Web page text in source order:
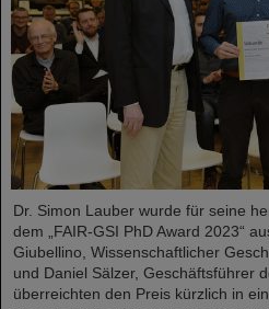
Dr. Simon Lauber wurde für seine
dem „FAIR-GSI PhD Award 2023“
Giubellino, Wissenschaftlicher
und Daniel Sälzer, Geschäftsführer
überreichten den Preis kürzlich in